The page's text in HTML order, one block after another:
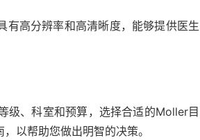
有高分辨率和高清晰度，能够提供医生
级、科室和预算，选择合适的Moller目
以帮助您做出明智的决策。